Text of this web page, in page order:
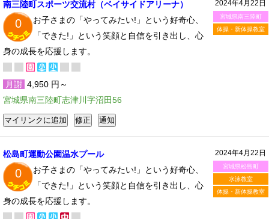
2024年4月22日
宮城県南三陸町
体操・新体操教室
南三陸町スポーツ交流村（ベイサイドアリーナ）
0
お子さまの「やってみたい!」という好奇心、
「できた!」という笑顔と自信を引き出し、心
身の成長を応援します。
月謝 4,950 円～
宮城県南三陸町志津川字沼田56
2024年4月22日
宮城県松島町
水泳教室
体操・新体操教室
松島町運動公園温水プール
0
お子さまの「やってみたい!」という好奇心、
「できた!」という笑顔と自信を引き出し、心
身の成長を応援します。